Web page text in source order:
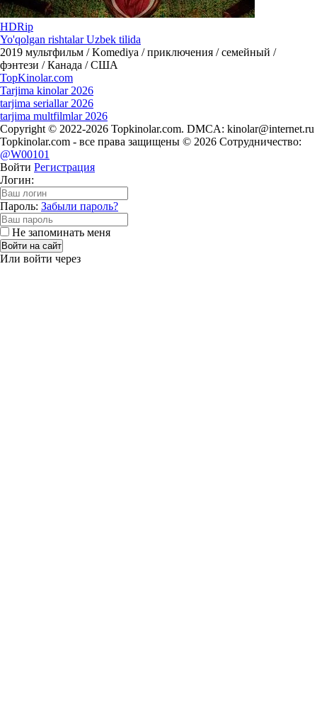
HDRip
Yo'qolgan rishtalar Uzbek tilida
2019 мультфильм / Komediya / приключения / семейный /
фэнтези / Канада / США
TopKinolar.com
Tarjima kinolar 2026
tarjima seriallar 2026
tarjima multfilmlar 2026
Copyright © 2022-2026 Topkinolar.com. DMCA: kinolar@internet.ru
Topkinolar.com - все права защищены © 2026 Сотрудничество:
@W00101
Войти Регистрация
Логин:
Пароль: Забыли пароль?
Не запоминать меня
Войти на сайт
Или войти через